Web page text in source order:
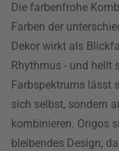
Die farbenfrohe
Farben der
Dekor wirkt als
Rhythmus - und hellt
Farbspektrums lässt
sich selbst, sondern
kombinieren. Origos
bleibendes Design,